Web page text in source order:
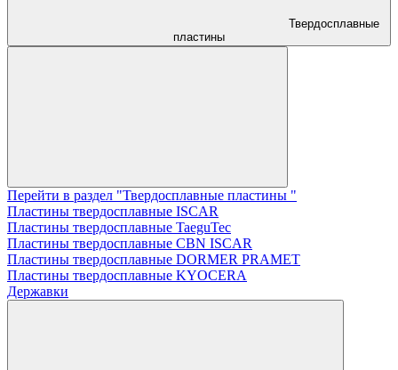
Твердосплавные
пластины
Перейти в раздел "Твердосплавные пластины "
Пластины твердосплавные ISCAR
Пластины твердосплавные TaeguTec
Пластины твердосплавные CBN ISCAR
Пластины твердосплавные DORMER PRAMET
Пластины твердосплавные KYOCERA
Державки